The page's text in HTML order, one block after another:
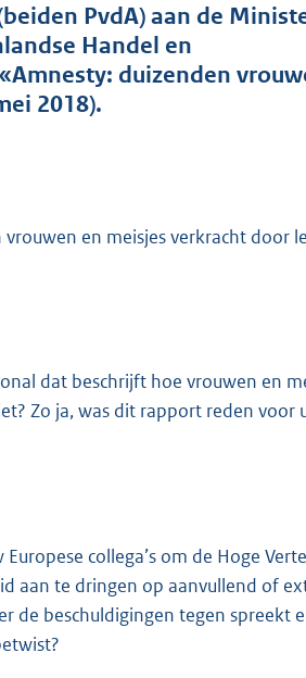
PvdA) aan de
Handel en
duizenden
2018).
en meisjes verkracht door
dat beschrijft hoe vrouwen en
Zo ja, was dit rapport reden voor
collega’s om de Hoge
aan te dringen op aanvullend of
de beschuldigingen tegen spreekt